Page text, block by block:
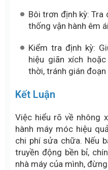
Bôi trơn định kỳ:
thống vận hành êm
Kiểm tra định kỳ:
hiệu giãn xích
thời, tránh gián đoạn
Kết Luận
Việc hiểu rõ về nhông
hành máy móc hiệu
chi phí sửa chữa. Nếu
truyền động bền bỉ,
nhà máy của mình,